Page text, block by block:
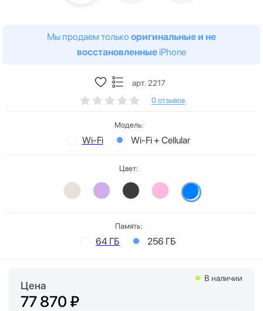
Мы продаем только оригинальные и не
восстановленные iPhone
арт. 2217
0 отзывов
Модель:
Wi-Fi Wi-Fi + Cellular
Цвет:
Память:
64 ГБ 256 ГБ
Цена
77 870 ₽
В наличии